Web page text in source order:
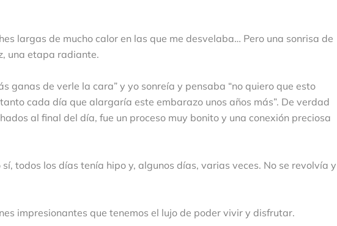
largas de mucho calor en las que me desvelaba… Pero una sonrisa de
una etapa radiante.
ganas de verle la cara” y yo sonreía y pensaba “no quiero que esto
cada día que alargaría este embarazo unos años más”. De verdad
al final del día, fue un proceso muy bonito y una conexión preciosa
todos los días tenía hipo y, algunos días, varias veces. No se revolvía y
impresionantes que tenemos el lujo de poder vivir y disfrutar.